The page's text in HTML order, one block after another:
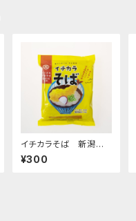
イチカラそば 新潟県
産有機そば全粒粉使
用！！ゆで時間2分半！！
¥300